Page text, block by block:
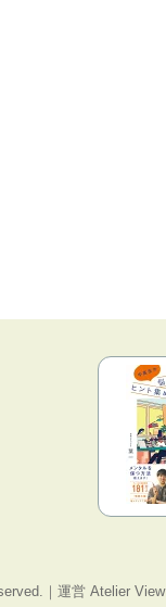
｜運営 Atelier View